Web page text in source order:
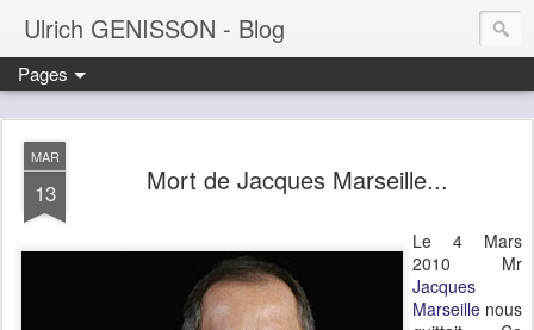
Ulrich GENISSON - Blog
Pages
MAR
13 Mort de Jacques Marseille...
Le 4 Mars
2010 Mr
Jacques
Marseille nous